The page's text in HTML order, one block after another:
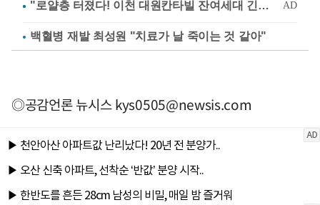
백혈병 재발 최성원 "치료가 날 죽이는 것 같아"
◎공감언론 뉴시스kys0505@newsis.com